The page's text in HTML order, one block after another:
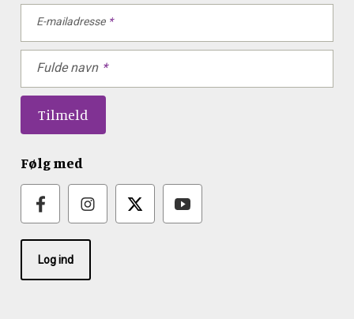
E-mailadresse
Fulde navn
Følg med
Log ind